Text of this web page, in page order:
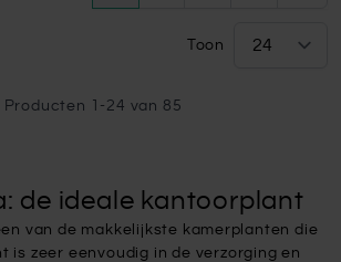
Toon
Producten - 24 van 85
de ideale kantoorplant
van de makkelijkste kamerplanten die
is zeer eenvoudig in de verzorging en